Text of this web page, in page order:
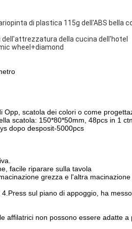
di plastica 115g dell'ABS bella
dell'attrezzatura della cucina dell'hotel
wheel+diamond
Opp, scatola dei colori o come
scatola: 150*80*50mm, 48pcs in 1
dopo desposit-5000pcs
facile riparare sulla tavola
grezza e l'altra
sul piano di appoggio, ha
affilatrici non possono essere adatte a